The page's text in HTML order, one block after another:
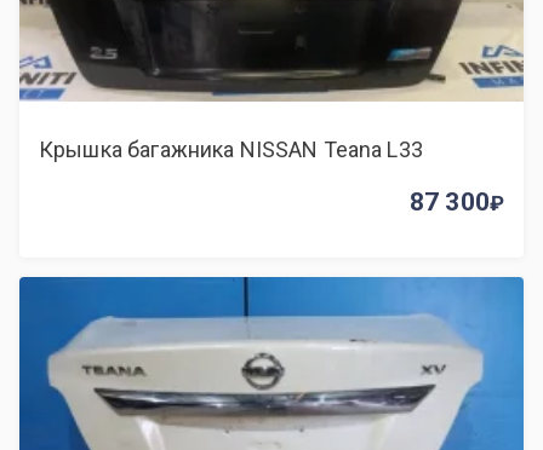
Крышка багажника NISSAN Teana L33
87 300